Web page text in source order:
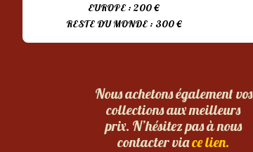
EUROPE : 200 €
RESTE DU MONDE : 300 €
Nous achetons également vos
collections aux meilleurs
prix. N’hésitez pas à nous
contacter viace lien.